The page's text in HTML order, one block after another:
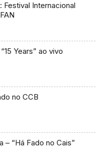
Festival Internacional
Years” ao vivo
no CCB
Gaspar Varela – “Há Fado no Cais”